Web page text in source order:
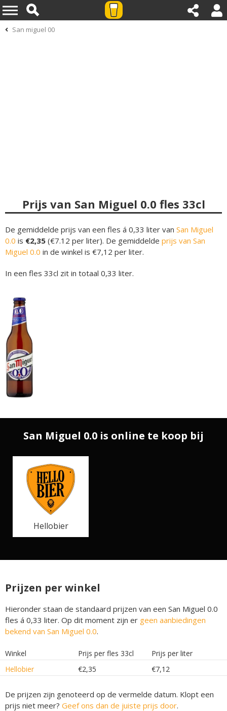
San miguel 00
Prijs van San Miguel 0.0 fles 33cl
De gemiddelde prijs van een fles á 0,33 liter van San Miguel
0.0 is €2,35 (€7.12 per liter). De gemiddelde prijs van San
Miguel 0.0 in de winkel is €7,12 per liter.
In een fles 33cl zit in totaal 0,33 liter.
San Miguel 0.0 is online te koop bij
Hellobier
Prijzen per winkel
Hieronder staan de standaard prijzen van een San Miguel 0.0
fles á 0,33 liter. Op dit moment zijn er geen aanbiedingen
bekend van San Miguel 0.0.
Winkel Prijs per fles 33cl
Prijs per liter
Hellobier
€2,35 €7,12
De prijzen zijn genoteerd op de vermelde datum. Klopt een
prijs niet meer? Geef ons dan de juiste prijs door.